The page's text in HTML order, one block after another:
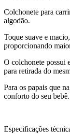
Colchonete para
algodão.
Toque suave e
proporcionando
O colchonete possui
para retirada do
Para os papais que
conforto do seu bebê.
Especificações